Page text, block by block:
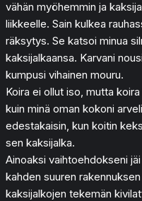
vähän myöhemmin ja
liikkeelle. Sain kulkea
räksytys. Se katsoi minua
kaksijalkaansa. Karvani
kumpusi vihainen mouru.
Koira ei ollut iso, mutta
kuin minä oman kokoni
edestakaisin, kun koitin
sen kaksijalka.
Ainoaksi vaihtoehdokseni
kahden suuren
kaksijalkojen tekemän